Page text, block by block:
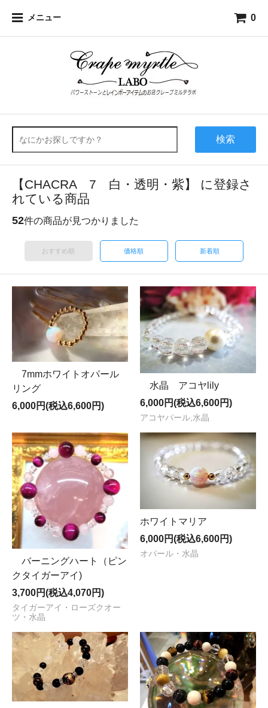
メニュー 0
検索
【CHACRA 7 白・透明・紫】 に登録さ
れている商品
52件の商品が見つかりました
おすすめ順 価格順 新着順
7mmホワイトオパール
リング
6,000円(税込6,600円)
水晶 アコヤlily
6,000円(税込6,600円)
アコヤパール,水晶
バーニングハート（ピン
クタイガーアイ)
3,700円(税込4,070円)
タイガーアイ・ローズクオー
ツ・水晶
ホワイトマリア
6,000円(税込6,600円)
オパール・水晶